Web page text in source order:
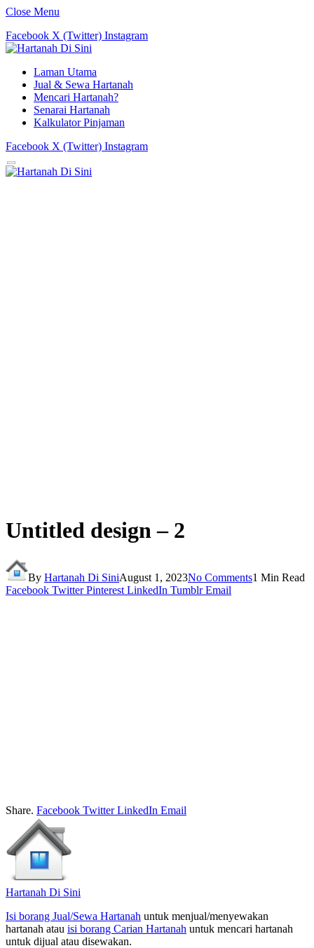
Close Menu
Facebook X (Twitter) Instagram
Laman Utama
Jual & Sewa Hartanah
Mencari Hartanah?
Senarai Hartanah
Kalkulator Pinjaman
Facebook X (Twitter) Instagram
Untitled design – 2
By Hartanah Di SiniAugust 1, 2023No Comments1 Min Read
Facebook Twitter Pinterest LinkedIn Tumblr Email
Share. Facebook Twitter LinkedIn Email
Hartanah Di Sini
Isi borang Jual/Sewa Hartanah untuk menjual/menyewakan
hartanah atau isi borang Carian Hartanah untuk mencari hartanah
untuk dijual atau disewakan.